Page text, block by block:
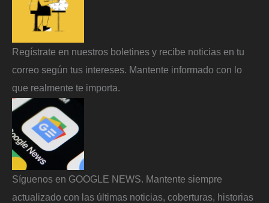
Regístrate en nuestros boletines y recibe noticias en tu
correo según tus intereses. Mantente informado con lo
que realmente te importa.
Síguenos en GOOGLE NEWS. Mantente siempre
actualizado con las últimas noticias, coberturas, historias